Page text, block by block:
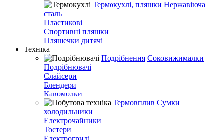
Термокухлі, пляшки Нержавіюча
сталь
Пластикові
Спортивні пляшки
Пляшечки дитячі
Техніка
Подрібнення Соковижималки
Подрібнювачі
Слайсери
Блендери
Кавомолки
Термовплив Сумки
холодильники
Електрочайники
Тостери
Електрогрилі